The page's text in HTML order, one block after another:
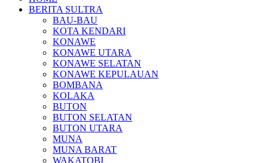
BERITA SULTRA
BAU-BAU
KOTA KENDARI
KONAWE
KONAWE UTARA
KONAWE SELATAN
KONAWE KEPULAUAN
BOMBANA
KOLAKA
BUTON
BUTON SELATAN
BUTON UTARA
MUNA
MUNA BARAT
WAKATOBI